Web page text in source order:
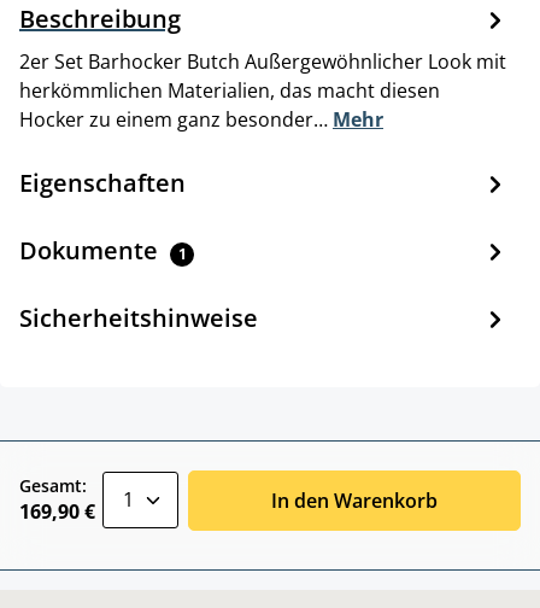
Beschreibung
2er Set Barhocker Butch Außergewöhnlicher Look mit
herkömmlichen Materialien, das macht diesen
Hocker zu einem ganz besonder… Mehr
Eigenschaften
Dokumente 1
Sicherheitshinweise
Gesamt:
169,90 € In den Warenkorb